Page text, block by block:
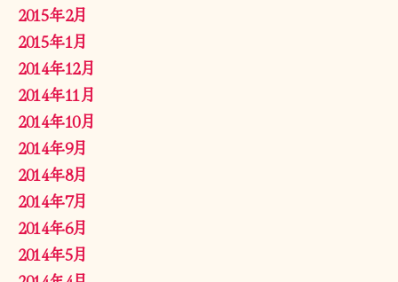
2015年2月
2015年1月
2014年12月
2014年11月
2014年10月
2014年9月
2014年8月
2014年7月
2014年6月
2014年5月